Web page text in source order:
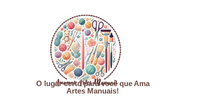
O lugar certo para você que Ama
Artes Manuais!